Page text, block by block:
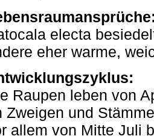
electa
eher warme,
Raupen leben von
Zweigen und
allem von Mitte Juli